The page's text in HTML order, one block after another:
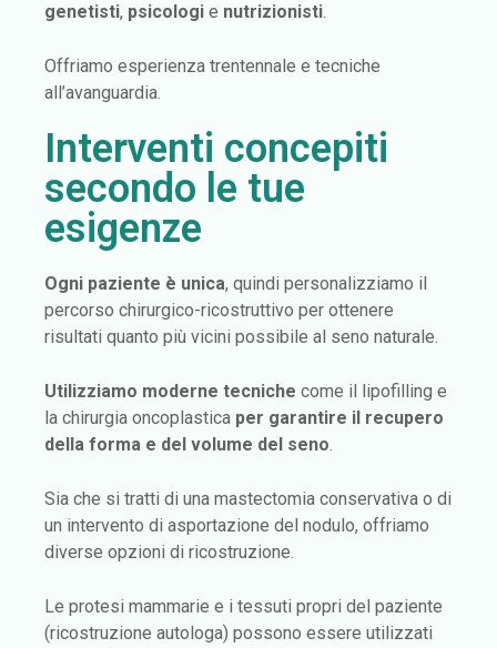
genetisti, psicologi e nutrizionisti.
Offriamo esperienza trentennale e tecniche
all’avanguardia.
Interventi concepiti
secondo le tue
esigenze
Ogni paziente è unica, quindi personalizziamo il
percorso chirurgico-ricostruttivo per ottenere
risultati quanto più vicini possibile al seno naturale.
Utilizziamo moderne tecniche come il lipofilling e
la chirurgia oncoplastica per garantire il recupero
della forma e del volume del seno.
Sia che si tratti di una mastectomia conservativa o di
un intervento di asportazione del nodulo, offriamo
diverse opzioni di ricostruzione.
Le protesi mammarie e i tessuti propri del paziente
(ricostruzione autologa) possono essere utilizzati